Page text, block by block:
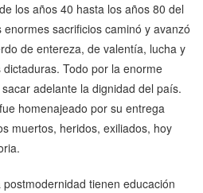
los años 40 hasta los años 80 del
sacrificios caminó y avanzó
de entereza, de valentía, lucha y
Todo por la enorme
adelante la dignidad del país.
homenajeado por su entrega
muertos, heridos, exiliados, hoy
tienen educación